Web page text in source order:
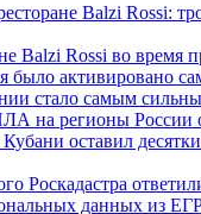
Balzi Rossi:
Balzi Rossi во время
было активировано
стало самым
на регионы России
оставил